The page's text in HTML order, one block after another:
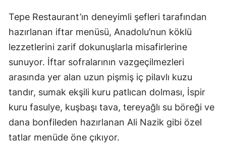
Tepe Restaurant’ın deneyimli şefleri tarafından
hazırlanan iftar menüsü, Anadolu’nun köklü
lezzetlerini zarif dokunuşlarla misafirlerine
sunuyor. İftar sofralarının vazgeçilmezleri
arasında yer alan uzun pişmiş iç pilavlı kuzu
tandır, sumak ekşili kuru patlıcan dolması, İspir
kuru fasulye, kuşbaşı tava, tereyağlı su böreği ve
dana bonfileden hazırlanan Ali Nazik gibi özel
tatlar menüde öne çıkıyor.